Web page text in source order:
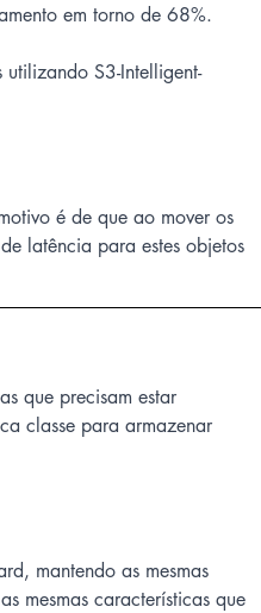
em torno de 68%.
S3-Intelligent-
é de que ao mover os
latência para estes objetos
que precisam estar
classe para armazenar
mantendo as mesmas
mesmas características que